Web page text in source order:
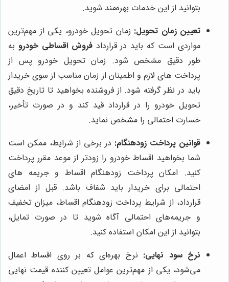
بتوانید از این خدمات بهره‌مند شوید.
تعیین زمان تحویل: زمان تحویل خودرو، یکی از مهم‌ترین
مواردی است که باید در قراردادفروش اقساطی خودرو به
طور دقیق مشخص شود. زمان تحویل خودرو پس از
پرداخت‌ های لازم و اطمینان از زمان مناسب از سوی خریدار
باید در نظر گرفته شود. از فروشنده بخواهید تا تاریخ دقیق
تحویل خودرو را در قرارداد قید کند و در صورت تأخیر،
خسارت احتمالی را مشخص نماید.
قوانین پرداخت زودهنگام: در برخی از شرایط، ممکن است
شما بخواهید اقساط خودرو را زودتر از موعد مقرر پرداخت
کنید. امکان پرداخت زودهنگام اقساط و جریمه‌ های
احتمالی برای خریدار باید شفاف باشد. قبل از امضای
قرارداد، از شرایط پرداخت زودهنگام اقساط، میزان تخفیف
و جریمه‌های احتمالی آگاه شوید تا در صورت تمایل،
بتوانید از این امکان استفاده کنید.
نرخ سود نهایی: نرخ بهره‌ای که بر روی اقساط اعمال
می‌شود، یکی از مهم‌ترین عوامل تعیین کننده قیمت نهایی